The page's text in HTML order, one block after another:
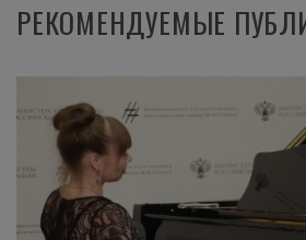
РЕКОМЕНДУЕМЫЕ